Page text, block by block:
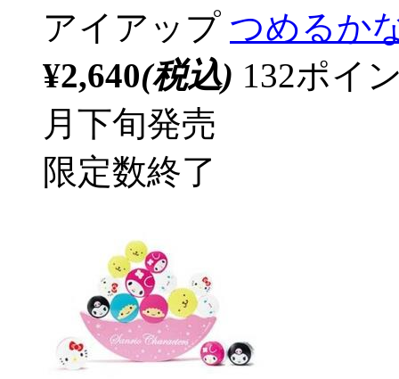
アイアップ つめるか
¥2,640(税込) 132ポイ
月下旬発売
限定数終了